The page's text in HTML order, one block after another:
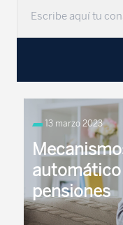
13 marzo 2023
automático
pensiones